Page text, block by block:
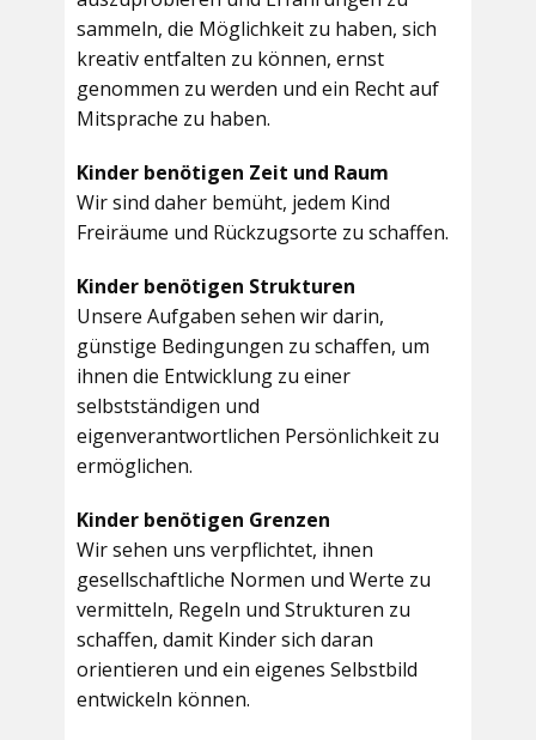
sammeln, die Möglichkeit zu haben, sich
kreativ entfalten zu können, ernst
genommen zu werden und ein Recht auf
Mitsprache zu haben.
Kinder benötigen Zeit und Raum
Wir sind daher bemüht, jedem Kind
Freiräume und Rückzugsorte zu schaffen.
Kinder benötigen Strukturen
Unsere Aufgaben sehen wir darin,
günstige Bedingungen zu schaffen, um
ihnen die Entwicklung zu einer
selbstständigen und
eigenverantwortlichen Persönlichkeit zu
ermöglichen.
Kinder benötigen Grenzen
Wir sehen uns verpflichtet, ihnen
gesellschaftliche Normen und Werte zu
vermitteln, Regeln und Strukturen zu
schaffen, damit Kinder sich daran
orientieren und ein eigenes Selbstbild
entwickeln können.